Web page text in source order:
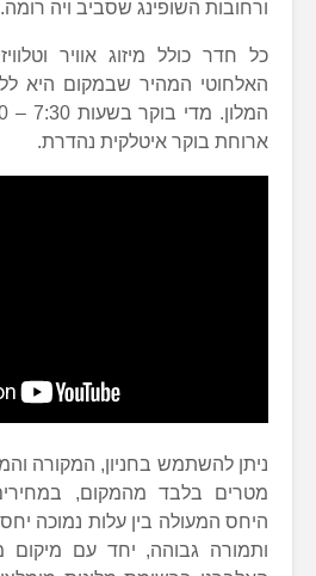
ורחובות השופינג שסביב ויה רומה.
כל חדר כולל מיזוג אוויר
האלחוטי המהיר שבמקום היא
ארוחת בוקר איטלקית נהדרת.
מטרים בלבד מהמקום,
היחס המעולה בין עלות נמוכה
ותמורה גבוהה, יחד עם מיקום